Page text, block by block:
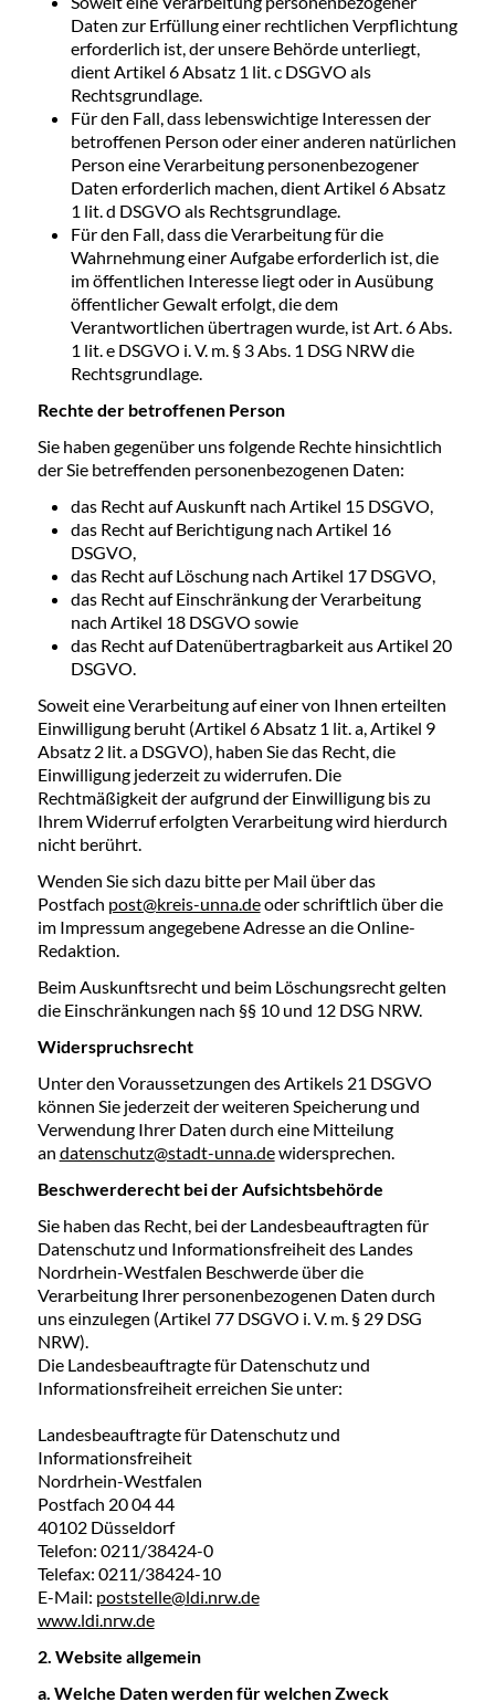
Daten zur Erfüllung einer rechtlichen Verpflichtung
erforderlich ist, der unsere Behörde unterliegt,
dient Artikel 6 Absatz 1 lit. c DSGVO als
Rechtsgrundlage.
Für den Fall, dass lebenswichtige Interessen der
betroffenen Person oder einer anderen natürlichen
Person eine Verarbeitung personenbezogener
Daten erforderlich machen, dient Artikel 6 Absatz
1 lit. d DSGVO als Rechtsgrundlage.
Für den Fall, dass die Verarbeitung für die
Wahrnehmung einer Aufgabe erforderlich ist, die
im öffentlichen Interesse liegt oder in Ausübung
öffentlicher Gewalt erfolgt, die dem
Verantwortlichen übertragen wurde, ist Art. 6 Abs.
1 lit. e DSGVO i. V. m. § 3 Abs. 1 DSG NRW die
Rechtsgrundlage.
Rechte der betroffenen Person
Sie haben gegenüber uns folgende Rechte hinsichtlich
der Sie betreffenden personenbezogenen Daten:
das Recht auf Auskunft nach Artikel 15 DSGVO,
das Recht auf Berichtigung nach Artikel 16
DSGVO,
das Recht auf Löschung nach Artikel 17 DSGVO,
das Recht auf Einschränkung der Verarbeitung
nach Artikel 18 DSGVO sowie
das Recht auf Datenübertragbarkeit aus Artikel 20
DSGVO.
Soweit eine Verarbeitung auf einer von Ihnen erteilten
Einwilligung beruht (Artikel 6 Absatz 1 lit. a, Artikel 9
Absatz 2 lit. a DSGVO), haben Sie das Recht, die
Einwilligung jederzeit zu widerrufen. Die
Rechtmäßigkeit der aufgrund der Einwilligung bis zu
Ihrem Widerruf erfolgten Verarbeitung wird hierdurch
nicht berührt.
Wenden Sie sich dazu bitte per Mail über das
Postfach post@kreis-unna.deoder schriftlich über die
im Impressum angegebene Adresse an die Online-
Redaktion.
Beim Auskunftsrecht und beim Löschungsrecht gelten
die Einschränkungen nach §§ 10 und 12 DSG NRW.
Widerspruchsrecht
Unter den Voraussetzungen des Artikels 21 DSGVO
können Sie jederzeit der weiteren Speicherung und
Verwendung Ihrer Daten durch eine Mitteilung
an datenschutz@stadt-unna.dewidersprechen.
Beschwerderecht bei der Aufsichtsbehörde
Sie haben das Recht, bei der Landesbeauftragten für
Datenschutz und Informationsfreiheit des Landes
Nordrhein-Westfalen Beschwerde über die
Verarbeitung Ihrer personenbezogenen Daten durch
uns einzulegen (Artikel 77 DSGVO i. V. m. § 29 DSG
NRW).
Die Landesbeauftragte für Datenschutz und
Informationsfreiheit erreichen Sie unter:
Landesbeauftragte für Datenschutz und
Informationsfreiheit
Nordrhein-Westfalen
Postfach 20 04 44
40102 Düsseldorf
Telefon: 0211/38424-0
Telefax: 0211/38424-10
E-Mail: poststelle@ldi.nrw.de
www.ldi.nrw.de
2. Website allgemein
a. Welche Daten werden für welchen Zweck